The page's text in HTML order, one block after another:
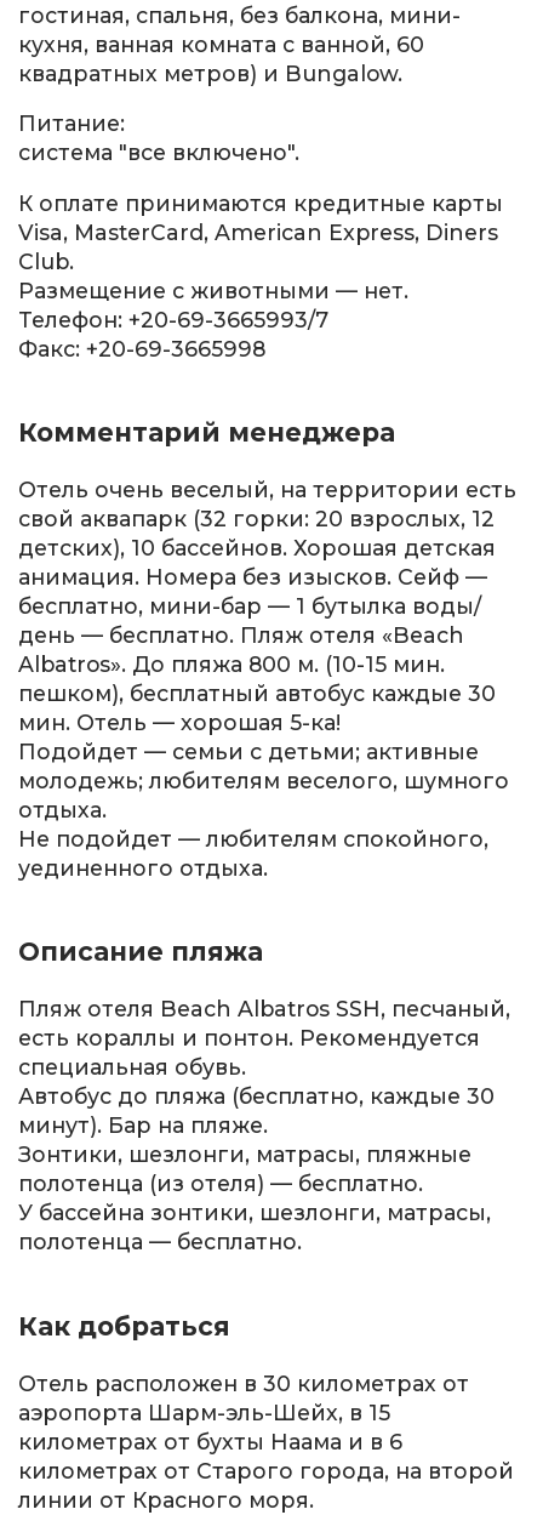
гостиная, спальня, без балкона, мини-
кухня, ванная комната с ванной, 60
квадратных метров) и Bungalow.
Питание:
система "все включено".
К оплате принимаются кредитные карты
Visa, MasterCard, American Express, Diners
Club.
Размещение с животными — нет.
Телефон: +20-69-3665993/7
Факс: +20-69-3665998
Комментарий менеджера
Отель очень веселый, на территории есть
свой аквапарк (32 горки: 20 взрослых, 12
детских), 10 бассейнов. Хорошая детская
анимация. Номера без изысков. Сейф —
бесплатно, мини-бар — 1 бутылка воды/
день — бесплатно. Пляж отеля «Beach
Albatros». До пляжа 800 м. (10-15 мин.
пешком), бесплатный автобус каждые 30
мин. Отель — хорошая 5-ка!
Подойдет — семьи с детьми; активные
молодежь; любителям веселого, шумного
отдыха.
Не подойдет — любителям спокойного,
уединенного отдыха.
Описание пляжа
Пляж отеля Beach Albatros SSH, песчаный,
есть кораллы и понтон. Рекомендуется
специальная обувь.
Автобус до пляжа (бесплатно, каждые 30
минут). Бар на пляже.
Зонтики, шезлонги, матрасы, пляжные
полотенца (из отеля) — бесплатно.
У бассейна зонтики, шезлонги, матрасы,
полотенца — бесплатно.
Как добраться
Отель расположен в 30 километрах от
аэропорта Шарм-эль-Шейх, в 15
километрах от бухты Наама и в 6
километрах от Старого города, на второй
линии от Красного моря.